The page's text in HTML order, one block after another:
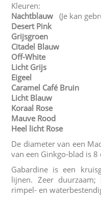
Kleuren:
Nachtblauw
(Je kan
Desert Pink
Grijsgroen
Citadel Blauw
Off-White
Licht Grijs
Eigeel
Caramel Café Bruin
Licht Blauw
Koraal Rose
Mauve Rood
Heel licht Rose
De diameter van een
van een Ginkgo-blad is 8
Gabardine is een
lijnen. Zeer
rimpel- en